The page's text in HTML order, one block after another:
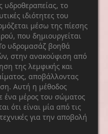
υδροθεραπείας, το
ιδιότητες του
μέσω της πίεσης
που δημιουργείται
υδρομασάζ βοηθά
στην ανακούφιση από
της λεμφικής και
αποβάλλοντας
Αυτή η μέθοδος
ένα μέρος του σώματος
ότι είναι μία από τις
για την αποβολή